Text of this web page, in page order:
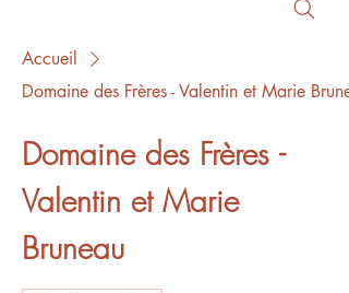
Accueil
Domaine des Frères - Valentin et Marie
Domaine des Frères -
Valentin et Marie
Bruneau